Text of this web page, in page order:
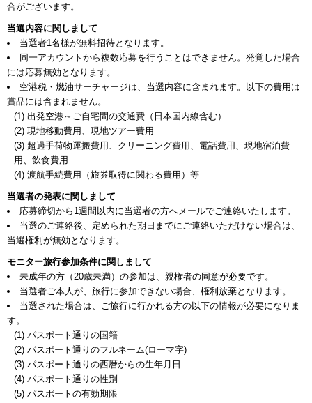
合がございます。
当選内容に関しまして
当選者1名様が無料招待となります。
同一アカウントから複数応募を行うことはできません。発覚した場合
には応募無効となります。
空港税・燃油サーチャージは、当選内容に含まれます。以下の費用は
賞品には含まれません。
(1) 出発空港～ご自宅間の交通費（日本国内線含む）
(2) 現地移動費用、現地ツアー費用
(3) 超過手荷物運搬費用、クリーニング費用、電話費用、現地宿泊費
用、飲食費用
(4) 渡航手続費用（旅券取得に関わる費用）等
当選者の発表に関しまして
応募締切から1週間以内に当選者の方へメールでご連絡いたします。
当選のご連絡後、定められた期日までにご連絡いただけない場合は、
当選権利が無効となります。
モニター旅行参加条件に関しまして
未成年の方（20歳未満）の参加は、親権者の同意が必要です。
当選者ご本人が、旅行に参加できない場合、権利放棄となります。
当選された場合は、ご旅行に行かれる方の以下の情報が必要になりま
す。
(1) パスポート通りの国籍
(2) パスポート通りのフルネーム(ローマ字)
(3) パスポート通りの西暦からの生年月日
(4) パスポート通りの性別
(5) パスポートの有効期限